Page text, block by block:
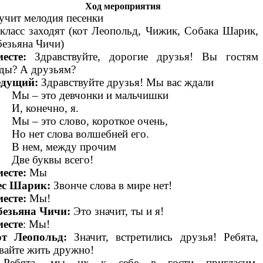
Ход мероприятия
мелодия песенки
заходят (кот Леопольд, Чижик, Собака Шарик,
Чичи)
Здравствуйте, дорогие друзья! Вы гостям
А друзьям?
Здравствуйте друзья! Мы вас ждали
– это девчонки и мальчишки
конечно, я.
– это слово, короткое очень,
нет слова волшебней его.
между прочим
буквы всего!
Мы
Шарик: Звонче слова в мире нет!
Мы!
Чичи: Это значит, ты и я!
: Мы!
Леопольд: Значит, встретились друзья! Ребята,
жить дружно!